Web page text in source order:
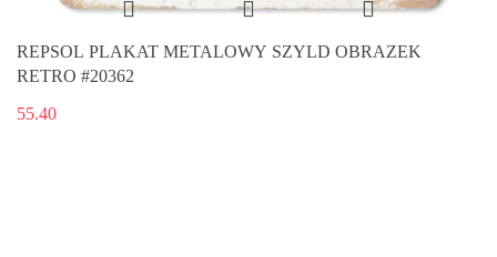
REPSOL PLAKAT METALOWY SZYLD OBRAZEK
RETRO #20362
55.40